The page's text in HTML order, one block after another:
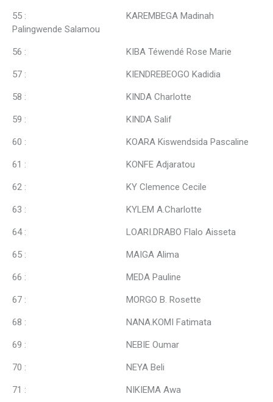
55 : KAREMBEGA Madinah
Palingwende Salamou
56 : KIBA Téwendé Rose Marie
57 : KIENDREBEOGO Kadidia
58 : KINDA Charlotte
59 : KINDA Salif
60 : KOARA Kiswendsida Pascaline
61 : KONFE Adjaratou
62 : KY Clemence Cecile
63 : KYLEM A.Charlotte
64 : LOARI.DRABO Flalo Aisseta
65 : MAIGA Alima
66 : MEDA Pauline
67 : MORGO B. Rosette
68 : NANA.KOMI Fatimata
69 : NEBIE Oumar
70 : NEYA Beli
71 : NIKIEMA Awa